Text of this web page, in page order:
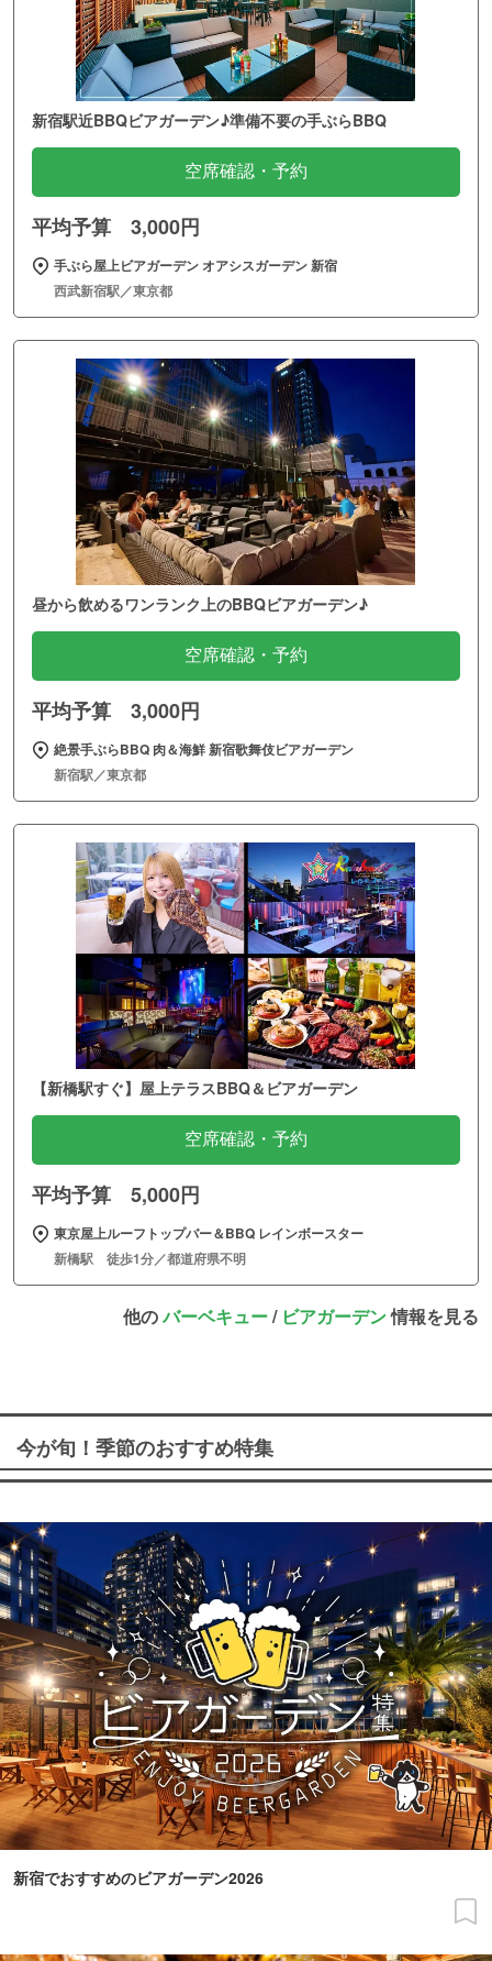
新宿駅近BBQビアガーデン♪準備不要の手ぶらBBQ
空席確認・予約
平均予算 3,000円
手ぶら屋上ビアガーデン オアシスガーデン 新宿
西武新宿駅／東京都
昼から飲めるワンランク上のBBQビアガーデン♪
空席確認・予約
平均予算 3,000円
絶景手ぶらBBQ 肉＆海鮮 新宿歌舞伎ビアガーデン
新宿駅／東京都
【新橋駅すぐ】屋上テラスBBQ＆ビアガーデン
空席確認・予約
平均予算 5,000円
東京屋上ルーフトップバー＆BBQ レインボースター
新橋駅 徒歩1分／都道府県不明
他のバーベキュー/ ビアガーデン情報を見る
今が旬！季節のおすすめ特集
新宿でおすすめのビアガーデン2026